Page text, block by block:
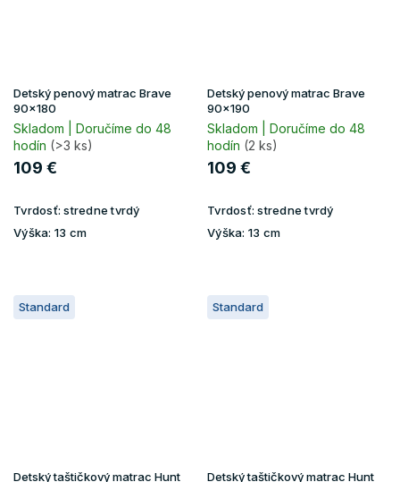
Detský penový matrac Brave
90x180
Skladom | Doručíme do 48
hodín (>3 ks)
109 €
Tvrdosť: stredne tvrdý
Výška: 13 cm
Detský penový matrac Brave
90x190
Skladom | Doručíme do 48
hodín (2 ks)
109 €
Tvrdosť: stredne tvrdý
Výška: 13 cm
Standard
Detský taštičkový matrac Hunt
Standard
Detský taštičkový matrac Hunt